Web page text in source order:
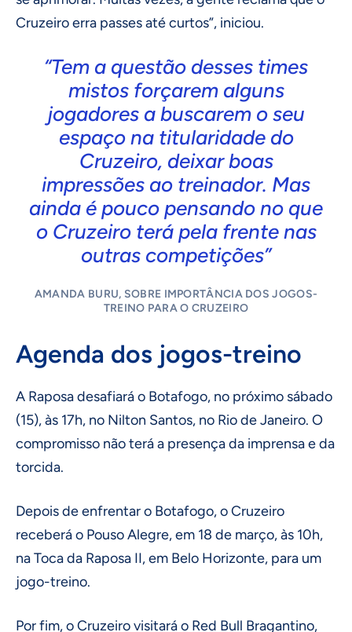
Cruzeiro erra passes até curtos”, iniciou.
“Tem a questão desses times
mistos forçarem alguns
jogadores a buscarem o seu
espaço na titularidade do
Cruzeiro, deixar boas
impressões ao treinador. Mas
ainda é pouco pensando no que
o Cruzeiro terá pela frente nas
outras competições”
AMANDA BURU, SOBRE IMPORTÂNCIA DOS JOGOS-
TREINO PARA O CRUZEIRO
Agenda dos jogos-treino
A Raposa desafiará o Botafogo, no próximo sábado
(15), às 17h, no Nilton Santos, no Rio de Janeiro. O
compromisso não terá a presença da imprensa e da
torcida.
Depois de enfrentar o Botafogo, o Cruzeiro
receberá o Pouso Alegre, em 18 de março, às 10h,
na Toca da Raposa II, em Belo Horizonte, para um
jogo-treino.
Por fim, o Cruzeiro visitará o Red Bull Bragantino,